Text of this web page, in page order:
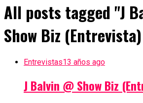
All posts tagged "J
Show Biz
Entrevistas13 años ago
J Balvin @ Show Biz